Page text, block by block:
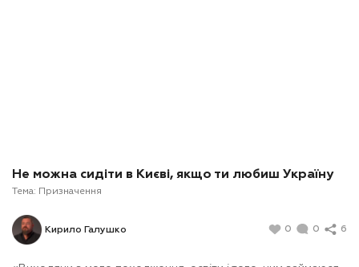
Не можна сидіти в Києві, якщо ти любиш Україну
Тема: Призначення
Кирило Галушко 0 0 6